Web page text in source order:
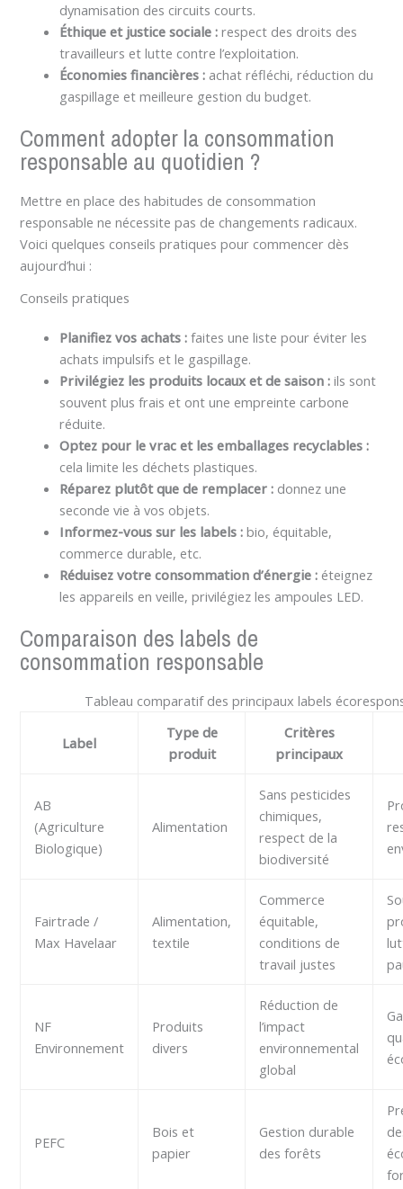
dynamisation des circuits courts.
Éthique et justice sociale : respect des droits des
travailleurs et lutte contre l’exploitation.
Économies financières : achat réfléchi, réduction du
gaspillage et meilleure gestion du budget.
Comment adopter la consommation
responsable au quotidien ?
Mettre en place des habitudes de consommation
responsable ne nécessite pas de changements radicaux.
Voici quelques conseils pratiques pour commencer dès
aujourd’hui :
Conseils pratiques
Planifiez vos achats : faites une liste pour éviter les
achats impulsifs et le gaspillage.
Privilégiez les produits locaux et de saison : ils sont
souvent plus frais et ont une empreinte carbone
réduite.
Optez pour le vrac et les emballages recyclables :
cela limite les déchets plastiques.
Réparez plutôt que de remplacer : donnez une
seconde vie à vos objets.
Informez-vous sur les labels : bio, équitable,
commerce durable, etc.
Réduisez votre consommation d’énergie : éteignez
les appareils en veille, privilégiez les ampoules LED.
Comparaison des labels de
consommation responsable
Tableau comparatif des principaux labels
Label
Type de
produit
Critères
principaux
AB
(Agriculture
Biologique)
Alimentation
Sans pesticides
chimiques,
respect de la
biodiversité
Fairtrade /
Max Havelaar
Alimentation,
textile
Commerce
équitable,
conditions de
travail justes
NF
Environnement
Produits
divers
Réduction de
l’impact
environnemental
global
PEFC
Bois et
papier
Gestion durable
des forêts